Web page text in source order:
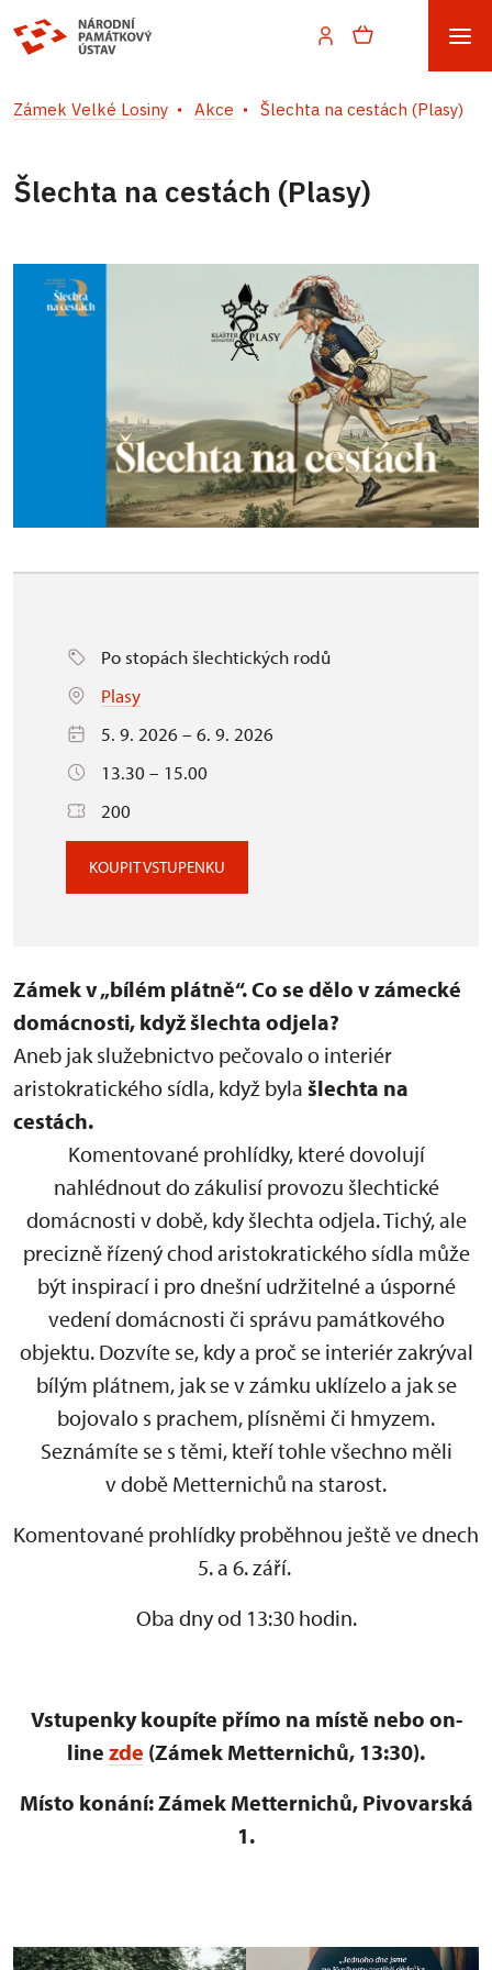
Zámek Velké Losiny Akce Šlechta na cestách (Plasy)
Šlechta na cestách (Plasy)
Po stopách šlechtických rodů
Plasy
5. 9. 2026 – 6. 9. 2026
13.30 – 15.00
200
KOUPIT VSTUPENKU
Zámek v „bílém plátně“.Co se dělo v zámecké
domácnosti, když šlechta odjela?
Aneb jak služebnictvo pečovalo o interiér
aristokratického sídla, když byla šlechta na
cestách.
Komentované prohlídky, které dovolují
nahlédnout do zákulisí provozu šlechtické
domácnosti v době, kdy šlechta odjela. Tichý, ale
precizně řízený chod aristokratického sídla může
být inspirací i pro dnešní udržitelné a úsporné
vedení domácnosti či správu památkového
objektu. Dozvíte se, kdy a proč se interiér zakrýval
bílým plátnem, jak se v zámku uklízelo a jak se
bojovalo s prachem, plísněmi či hmyzem.
Seznámíte se s těmi, kteří tohle všechno měli
v době Metternichů na starost.
Komentované prohlídky proběhnou ještě ve dnech
5. a 6. září.
Oba dny od 13:30 hodin.
Vstupenky koupíte přímo na místě nebo on-
line zde (Zámek Metternichů, 13:30).
Místo konání: Zámek Metternichů, Pivovarská
1.